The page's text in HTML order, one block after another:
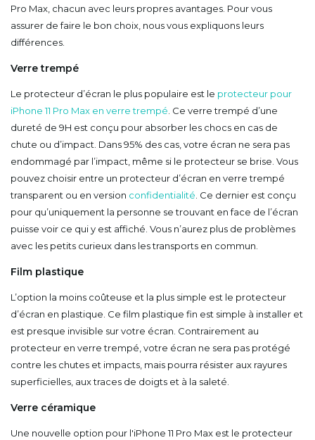
Pro Max, chacun avec leurs propres avantages. Pour vous
assurer de faire le bon choix, nous vous expliquons leurs
différences.
Verre trempé
Le protecteur d’écran le plus populaire est le protecteur pour
iPhone 11 Pro Max en verre trempé . Ce verre trempé d’une
dureté de 9H est conçu pour absorber les chocs en cas de
chute ou d’impact. Dans 95% des cas, votre écran ne sera pas
endommagé par l’impact, même si le protecteur se brise. Vous
pouvez choisir entre un protecteur d’écran en verre trempé
transparent ou en version confidentialité . Ce dernier est conçu
pour qu’uniquement la personne se trouvant en face de l’écran
puisse voir ce qui y est affiché. Vous n’aurez plus de problèmes
avec les petits curieux dans les transports en commun.
Film plastique
L’option la moins coûteuse et la plus simple est le protecteur
d’écran en plastique. Ce film plastique fin est simple à installer et
est presque invisible sur votre écran. Contrairement au
protecteur en verre trempé, votre écran ne sera pas protégé
contre les chutes et impacts, mais pourra résister aux rayures
superficielles, aux traces de doigts et à la saleté.
Verre céramique
Une nouvelle option pour l'iPhone 11 Pro Max est le protecteur